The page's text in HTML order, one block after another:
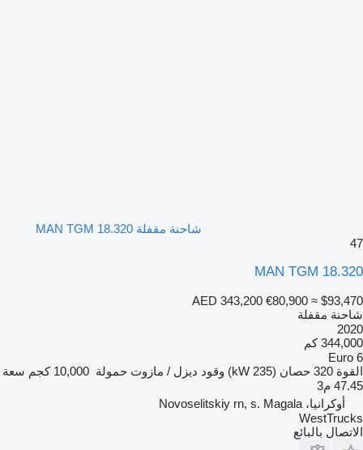
شاحنة مقفلة MAN TGM 18.320
47
MAN TGM 18.320
AED 343,200 €80,900 ≈ $93,470
شاحنة مقفلة
2020
344,000 كم
Euro 6
القوة 320 حصان (235 kW) وقود ديزل / مازوت حمولة 10,000 كجم
سعة
47.45 م3
أوكرانيا، Novoselitskiy rn, s. Magala
WestTrucks
الاتصال بالبائع